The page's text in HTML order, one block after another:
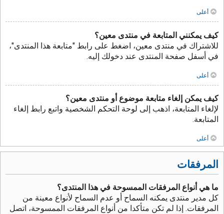
أعلى
كيف يمكنني المتابعة في منتدى معين؟
للاشتراك في منتدى معين، اضغط على رابط "متابعة هذا المنتدى"،
في أسفل صفحة المنتدى عند دخولك إليه.
أعلى
كيف يمكن إلغاء متابعة موضوع أو منتدى معين؟
لإلغاء المتابعة، اذهب إلى لوحة التحكم الشخصية واتبع رابط إلغاء
المتابعة.
أعلى
المرفقات
ما هي أنواع المرفقات الممسوحة في هذا المنتدى؟
كل مدير منتدى يمكنه السماح أو عدم السماح لأنواع معينة من
المرفقات. إذا لم تكن متأكدا من أنواع المرفقات الممسوحة، اتصل